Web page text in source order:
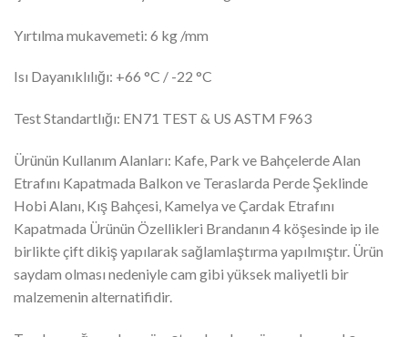
Yırtılma mukavemeti: 6 kg /mm
Isı Dayanıklılığı: +66 °C / -22 °C
Test Standartlığı: EN71 TEST & US ASTM F963
Ürünün Kullanım Alanları: Kafe, Park ve Bahçelerde Alan
Etrafını Kapatmada Balkon ve Teraslarda Perde Şeklinde
Hobi Alanı, Kış Bahçesi, Kamelya ve Çardak Etrafını
Kapatmada Ürünün Özellikleri Brandanın 4 köşesinde ip ile
birlikte çift dikiş yapılarak sağlamlaştırma yapılmıştır. Ürün
saydam olması nedeniyle cam gibi yüksek maliyetli bir
malzemenin alternatifidir.